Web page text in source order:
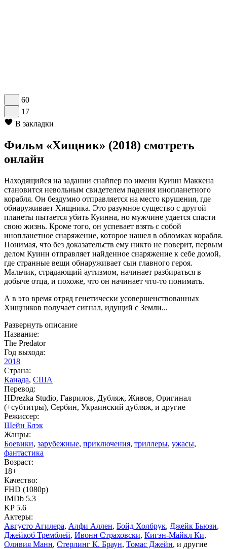
60
17
В закладки
Фильм «Хищник» (2018) смотреть
онлайн
Находящийся на задании снайпер по имени Куинн Маккена
становится невольным свидетелем падения инопланетного
корабля. Он бездумно отправляется на место крушения, где
обнаруживает Хищника. Это разумное существо с другой
планеты пытается убить Куинна, но мужчине удается спасти
свою жизнь. Кроме того, он успевает взять с собой
инопланетное снаряжение, которое нашел в обломках корабля.
Понимая, что без доказательств ему никто не поверит, первым
делом Куинн отправляет найденное снаряжение к себе домой,
где странные вещи обнаруживает сын главного героя.
Мальчик, страдающий аутизмом, начинает разбираться в
добыче отца, и похоже, что он начинает что-то понимать.
А в это время отряд генетически усовершенствованных
Хищников получает сигнал, идущий с Земли...
Развернуть описание
Название:
The Predator
Год выхода:
2018
Страна:
Канада, США
Перевод:
HDrezka Studio, Гаврилов, Дубляж, Живов, Оригинал
(+субтитры), Сербин, Украинский дубляж, и другие
Режиссер:
Шейн Блэк
Жанры:
Боевики, зарубежные, приключения, триллеры, ужасы,
фантастика
Возраст:
18+
Качество:
FHD (1080p)
IMDb 5.3
KP 5.6
Актеры:
Августо Агилера, Алфи Аллен, Бойд Холбрук, Джейк Бьюзи,
Джейкоб Тремблей, Ивонн Страховски, Кигэн-Майкл Ки,
Оливия Манн, Стерлинг К. Браун, Томас Джейн, и другие